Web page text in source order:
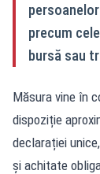
precum
bursă sau
Măsura vine în
dispoziție
declarației
și achitate